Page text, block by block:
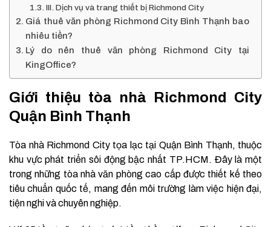
III. Dịch vụ và trang thiết bị Richmond City
Giá thuê văn phòng Richmond City Bình Thạnh bao
nhiêu tiền?
Lý do nên thuê văn phòng Richmond City tại
KingOffice?
Giới thiệu tòa nhà Richmond City
Quận Bình Thạnh
Tòa nhà Richmond City tọa lạc tại Quận Bình Thạnh, thuộc
khu vực phát triển sôi động bậc nhất TP.HCM. Đây là một
trong những tòa nhà văn phòng cao cấp được thiết kế theo
tiêu chuẩn quốc tế, mang đến môi trường làm việc hiện đại,
tiện nghi và chuyên nghiệp.